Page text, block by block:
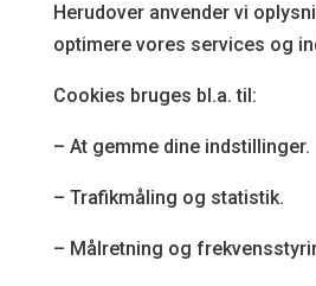
Herudover anvender vi
optimere vores services og
Cookies bruges bl.a. til:
– At gemme dine indstillinger.
– Trafikmåling og statistik.
– Målretning og